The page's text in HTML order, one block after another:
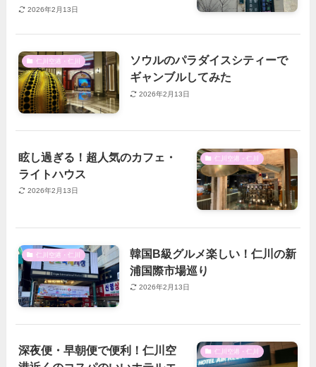
2026年2月13日
仁川空港・仁川
ソウルのパラダイスシティーで
ギャンブルしてみた
2026年2月13日
仁川空港・仁川
眩し過ぎる！超人気のカフェ・
ライトハウス
2026年2月13日
仁川空港・仁川
韓国B級グルメ楽しい！仁川の新
浦国際市場巡り
2026年2月13日
仁川空港・仁川
深夜便・早朝便で便利！仁川空